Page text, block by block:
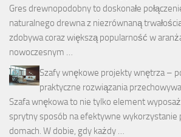
Gres drewnopodobny to doskonałe
naturalnego drewna z niezrównaną
zdobywa coraz większą popularność w
nowoczesnym …
Szafy wnękowe projekty wnętrza –
praktyczne rozwiązania
Szafa wnękowa to nie tylko element
sprytny sposób na efektywne wykorzystanie
domach. W dobie, gdy każdy …